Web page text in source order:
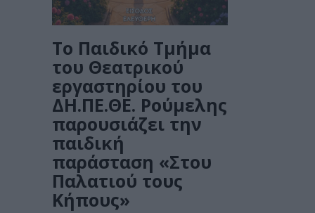
Το Παιδικό Τμήμα
του Θεατρικού
εργαστηρίου του
ΔΗ.ΠΕ.ΘΕ. Ρούμελης
παρουσιάζει την
παιδική
παράσταση «Στου
Παλατιού τους
Κήπους»